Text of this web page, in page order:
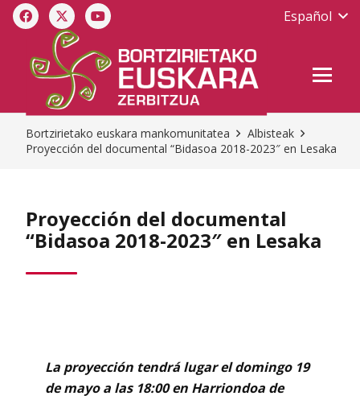
Español
Bortzirietako euskara mankomunitatea
Albisteak
Proyección del documental “Bidasoa 2018-2023″ en Lesaka
Proyección del documental
“Bidasoa 2018-2023″ en Lesaka
La proyección tendrá lugar el domingo 19
de mayo a las 18:00 en Harriondoa de